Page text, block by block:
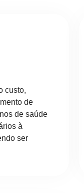
custo,
de
de saúde
à
ser